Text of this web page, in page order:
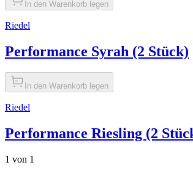
In den Warenkorb legen
Riedel
Performance Syrah (2 Stück)
In den Warenkorb legen
Riedel
Performance Riesling (2
1 von 1